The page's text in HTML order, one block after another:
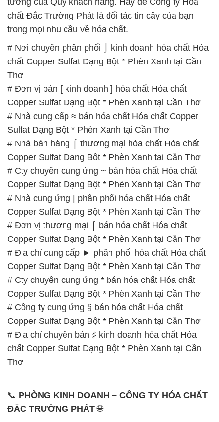
tưởng của Quý khách hàng. Hãy để Công ty Hóa
chất Đắc Trường Phát là đối tác tin cậy của bạn
trong mọi nhu cầu về hóa chất.
# Nơi chuyên phân phối ⌡ kinh doanh hóa chất Hóa
chất Copper Sulfat Dạng Bột * Phèn Xanh tại Cần
Thơ
# Đơn vị bán [ kinh doanh ] hóa chất Hóa chất
Copper Sulfat Dạng Bột * Phèn Xanh tại Cần Thơ
# Nhà cung cấp ≈ bán hóa chất Hóa chất Copper
Sulfat Dạng Bột * Phèn Xanh tại Cần Thơ
# Nhà bán hàng ⌠ thương mại hóa chất Hóa chất
Copper Sulfat Dạng Bột * Phèn Xanh tại Cần Thơ
# Cty chuyên cung ứng ~ bán hóa chất Hóa chất
Copper Sulfat Dạng Bột * Phèn Xanh tại Cần Thơ
# Nhà cung ứng | phân phối hóa chất Hóa chất
Copper Sulfat Dạng Bột * Phèn Xanh tại Cần Thơ
# Đơn vị thương mại ⌠ bán hóa chất Hóa chất
Copper Sulfat Dạng Bột * Phèn Xanh tại Cần Thơ
# Địa chỉ cung cấp ► phân phối hóa chất Hóa chất
Copper Sulfat Dạng Bột * Phèn Xanh tại Cần Thơ
# Cty chuyên cung ứng * bán hóa chất Hóa chất
Copper Sulfat Dạng Bột * Phèn Xanh tại Cần Thơ
# Công ty cung ứng § bán hóa chất Hóa chất
Copper Sulfat Dạng Bột * Phèn Xanh tại Cần Thơ
# Địa chỉ chuyên bán ♯ kinh doanh hóa chất Hóa
chất Copper Sulfat Dạng Bột * Phèn Xanh tại Cần
Thơ
📞 PHÒNG KINH DOANH – CÔNG TY HÓA CHẤT
ĐẮC TRƯỜNG PHÁT🌐